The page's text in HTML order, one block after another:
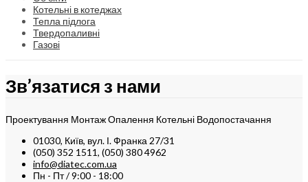
Котельні в котеджах
Тепла підлога
Твердопаливні
Газові
Зв’язатися з нами
Проектування Монтаж Опалення Котельні Водопостачання
01030, Київ, вул. І. Франка 27/31
(050) 352 1511, (050) 380 4962
info@diatec.com.ua
Пн - Пт / 9:00 - 18:00